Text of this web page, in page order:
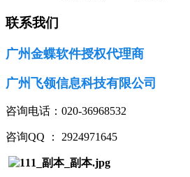
联系我们
广州金蝶软件授权代理商
广州飞领信息科技有限公司
咨询电话：020-36968532
咨询QQ ： 2924971645